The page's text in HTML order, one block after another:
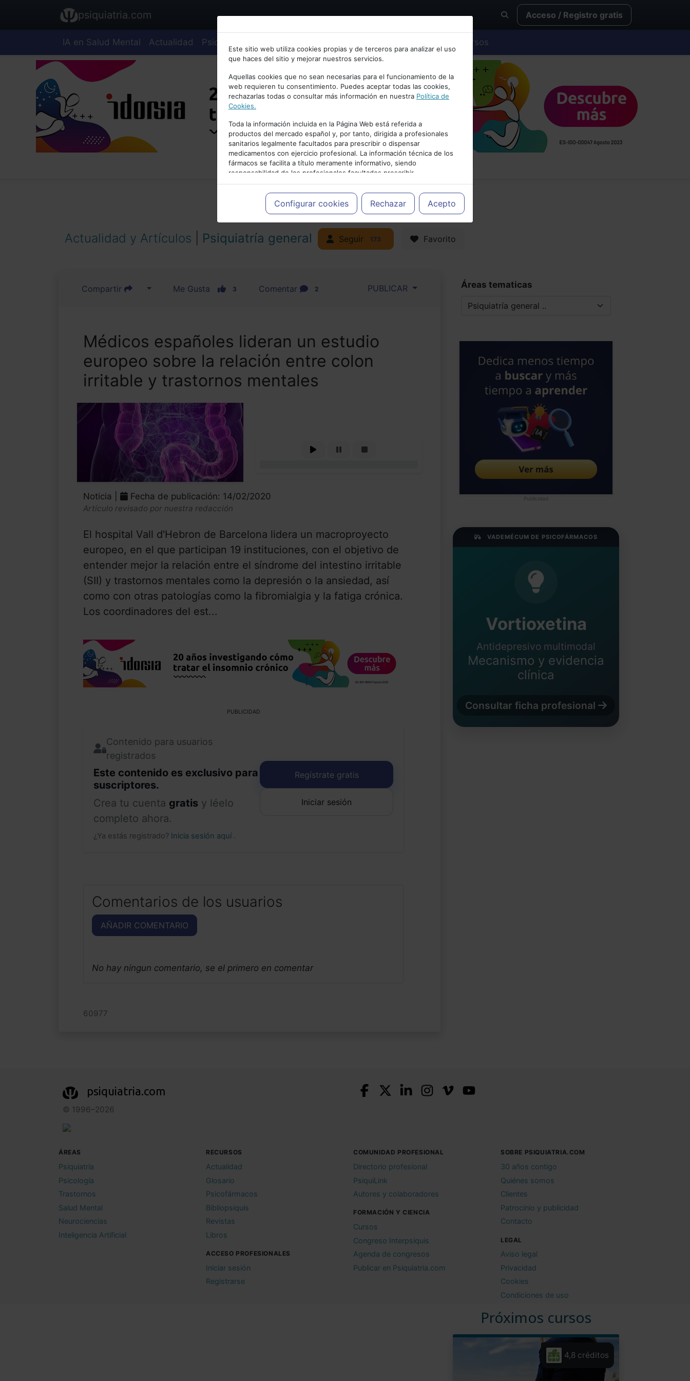
Bienvenid@ a psiquiatria.com
Escribe tu Email
Accede o regístrate con tu email.
Cancelar
psiquiatria.com Acceso / Registro gratis
IA en Salud Mental Actualidad Psiquiatría Cursos
Este sitio web utiliza cookies propias y de terceros para analizar el uso
que haces del sitio y mejorar nuestros servicios.
Aquellas cookies que no sean necesarias para el funcionamiento de la
web requieren tu consentimiento. Puedes aceptar todas las cookies,
rechazarlas todas o consultar más información en nuestra Política de
Cookies.
Toda la información incluida en la Página Web está referida a
productos del mercado español y, por tanto, dirigida a profesionales
sanitarios legalmente facultados para prescribir o dispensar
medicamentos con ejercicio profesional. La información técnica de los
fármacos se facilita a título meramente informativo, siendo
responsabilidad de los profesionales facultados prescribir
medicamentos y decidir, en cada caso concreto, el tratamiento más
adecuado a las necesidades del paciente.
Configurar cookies Rechazar Acepto
PUBLICIDAD
Actualidad y Artículos Psiquiatría general Seguir 173 Favorito
Compartir Me Gusta 3 Comentar 2 PUBLICAR
Médicos españoles lideran un estudio
europeo sobre la relación entre colon
irritable y trastornos mentales
Noticia | Fecha de publicación: 14/02/2020
Artículo revisado por nuestra redacción
El hospital Vall d'Hebron de Barcelona lidera un macroproyecto
europeo, en el que participan 19 instituciones, con el objetivo de
entender mejor la relación entre el síndrome del intestino irritable
(SII) y trastornos mentales como la depresión o la ansiedad, así
como con otras patologías como la fibromialgia y la fatiga crónica.
Los coordinadores del est...
PUBLICIDAD
Contenido para usuarios
registrados
Este contenido es exclusivo para
suscriptores.
Crea tu cuenta gratis y léelo
completo ahora.
¿Ya estás registrado? Inicia sesión aquí .
Regístrate gratis
Iniciar sesión
Comentarios de los usuarios
AÑADIR COMENTARIO
No hay ningun comentario, se el primero en comentar
60977
Áreas tematicas
Publicidad
VADEMÉCUM DE PSICOFÁRMACOS
Vortioxetina
Antidepresivo multimodal
Mecanismo y evidencia
clínica
Consultar ficha profesional
Próximos cursos
4,8 créditos
psiquiatria.com
© 1996–2026
ÁREAS
Psiquiatría
Psicología
Trastornos
Salud Mental
Neurociencias
Inteligencia Artificial
RECURSOS
Actualidad
Glosario
Psicofármacos
Bibliopsiquis
Revistas
Libros
ACCESO PROFESIONALES
Iniciar sesión
Registrarse
COMUNIDAD PROFESIONAL
Directorio profesional
PsiquiLink
Autores y colaboradores
FORMACIÓN Y CIENCIA
Cursos
Congreso Interpsiquis
Agenda de congresos
Publicar en Psiquiatria.com
SOBRE PSIQUIATRIA.COM
30 años contigo
Quiénes somos
Clientes
Patrocinio y publicidad
Contacto
LEGAL
Aviso legal
Privacidad
Cookies
Condiciones de uso